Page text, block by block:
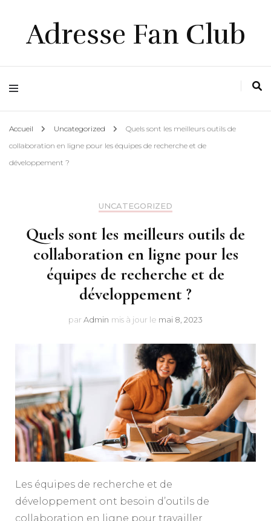
Adresse Fan Club
Accueil Uncategorized
Quels sont les meilleurs outils de
collaboration en ligne pour les équipes de recherche et de
développement ?
UNCATEGORIZED
Quels sont les meilleurs outils de
collaboration en ligne pour les
équipes de recherche et de
développement ?
par Admin mis à jour le mai 8, 2023
Les équipes de recherche et de
développement ont besoin d’outils de
collaboration en ligne pour travailler